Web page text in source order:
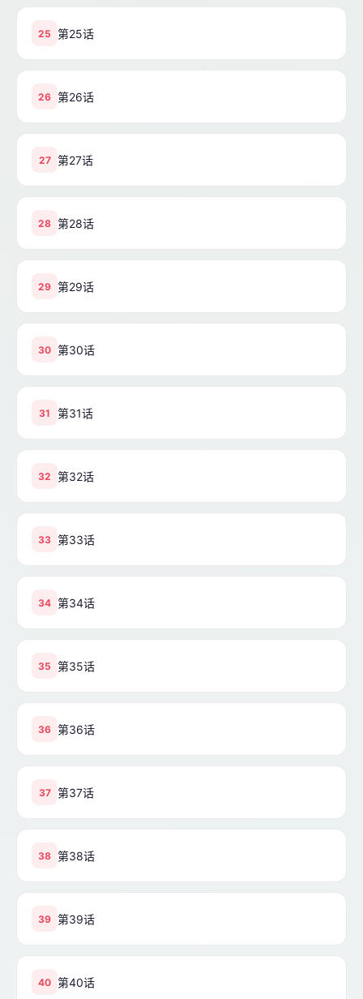
25 第25话
26 第26话
27 第27话
28 第28话
29 第29话
30 第30话
31 第31话
32 第32话
33 第33话
34 第34话
35 第35话
36 第36话
37 第37话
38 第38话
39 第39话
40 第40话